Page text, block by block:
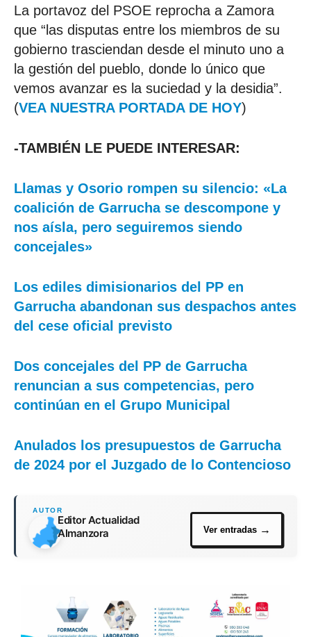
La portavoz del PSOE reprocha a Zamora
que “las disputas entre los miembros de su
gobierno trasciendan desde el minuto uno a
la gestión del pueblo, donde lo único que
vemos avanzar es la suciedad y la desidia”.
(VEA NUESTRA PORTADA DE HOY)
-TAMBIÉN LE PUEDE INTERESAR:
Llamas y Osorio rompen su silencio: «La
coalición de Garrucha se descompone y
nos aísla, pero seguiremos siendo
concejales»
Los ediles dimisionarios del PP en
Garrucha abandonan sus despachos antes
del cese oficial previsto
Dos concejales del PP de Garrucha
renuncian a sus competencias, pero
continúan en el Grupo Municipal
Anulados los presupuestos de Garrucha
de 2024 por el Juzgado de lo Contencioso
Editor Actualidad
Almanzora